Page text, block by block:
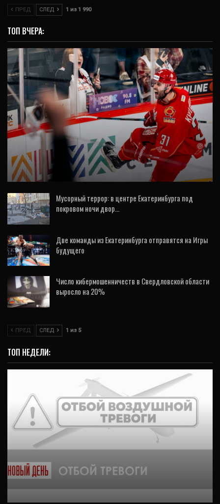
ПРЕД СЛЕД 1 из 1 990
ТОП ВЧЕРА:
ВИДЕО
«Автомобилист» еще в игре: уральцы
победили «Салават» на домашнем льду и
вернули…
Мусорный террор: в центре Екатеринбурга под
покровом ночи двор…
Две команды из Екатеринбурга отправятся на Игры
будущего
Число кибермошенничеств в Свердловской области
выросло на 20%
ПРЕД СЛЕД 1 из 5
ТОП НЕДЕЛИ:
Режим беспилотной опасности на Урале
снят